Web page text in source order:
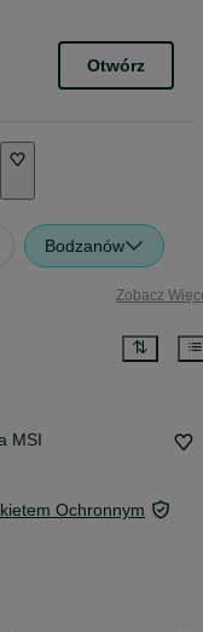
Otwórz
Bodzanów
Zobacz
MSI
Ochronnym